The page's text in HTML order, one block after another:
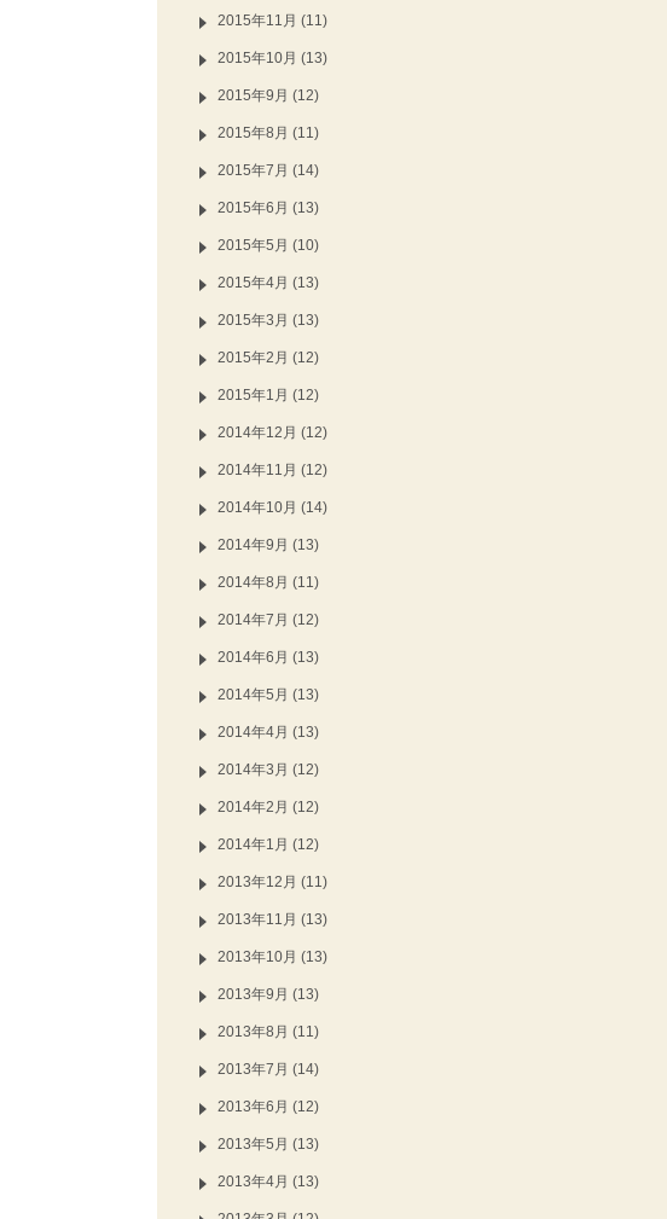
2015年11月 (11)
2015年10月 (13)
2015年9月 (12)
2015年8月 (11)
2015年7月 (14)
2015年6月 (13)
2015年5月 (10)
2015年4月 (13)
2015年3月 (13)
2015年2月 (12)
2015年1月 (12)
2014年12月 (12)
2014年11月 (12)
2014年10月 (14)
2014年9月 (13)
2014年8月 (11)
2014年7月 (12)
2014年6月 (13)
2014年5月 (13)
2014年4月 (13)
2014年3月 (12)
2014年2月 (12)
2014年1月 (12)
2013年12月 (11)
2013年11月 (13)
2013年10月 (13)
2013年9月 (13)
2013年8月 (11)
2013年7月 (14)
2013年6月 (12)
2013年5月 (13)
2013年4月 (13)